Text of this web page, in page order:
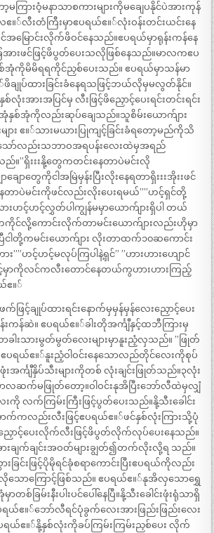
ကြားဝံ့မနာသာစကားများကိုမချေပနိုင်ပဲအားကုန်
ဧ။်လီးတံကြီးမှာဧပရယ်ဧ။်လုံးဝန်းတင်းယင်းနေ
အမြောင်းလိုက်ဖိဝင်နေသည်။ဧပရယ်မှာရုန်းကန်နေ
အားဖင်ဖြင့်ဖိပွတ်ပေးသလိုဖြစ်နေသည်။မာလကဧပ
အုံကိုမိမိရရကိုင်ညှစ်ပေးသည်။ ဧပရယ်မှာသန်မာ
ဖိချုပ်ထားခြင်းခံနေရသဖြင့်ဘယ်လိုမှမလွတ်နိုင်။
းအားအပြင်မှ လီးဖြင့်ဖိညှောင့်ပေးရင်းတင်းရင်း
စ်အုံကိုလည်းဆုပ်ချေသည်။သူစိမ်းယောက်ျား
ျား ဧ။်သားမယားပြုကျင့်ခြင်းခံရတော့မည်ကိုသိ
သော်လည်းသဘာဝအရပန်းလေးထဲမှအရည်
။”ရှိးးးနို့တွေကတင်းနေတာပဲမင်းလို
ျောတွေကိုငါအမြဲမှန်းပြီးလိုးနေရတာရှိးးးအိုးးဖင်
ာပဲမင်းကိုဖင်လည်းလိုးပေးရမယ်””ဟင့်ရှင်တို့
ဟင့်ဟင့်လွှတ်ပါကျွန်မမှာယောက်ျားရှိပါ တယ်
ကကိုင်လို့ကောင်းလိုက်တာမင်းယောက်ျားလည်းဟိုမှာ
ငါတို့ကမင်းယောက်ျား လိုးတာထက်၁၀ဆကောင်း
း””ဟင့်ဟင့်မလုပ်ကြပါနဲ့ရှင်” ”ဟားဟားဟျောင်
မှာကိုလင်ကလီးတောင်နေတယ်ကွဟားဟားကြည့်
ယ်ဧ။်
ြင့်ချုပ်ထားရင်းနောက်မှမှန်မှန်လေးညှောင့်ပေး
ကန်ဆဲ။ ဧပရယ်ဧ။်ခါးတိုအင်္ကျီနှင့်ထဘီကြားမှ
ခါးသားမွတ်မွတ်လေးများမှာနူးညံ့လှသည်။ ”ဖြုတ်
ပရယ်ဧ။်နူးညံ့ဝါဝင်းနေသောလည်တိုင်လေးကိုစုပ်
အင်္ကျီနှိပ်သီးများကိုတစ် လုံးချင်းဖြုတ်သည်။၃လုံး
ာလဆက်မဖြုတ်တော့။ဝါဝင်းနုအိပြီးဘော်လီထဲမှလျှံ
လက်ကြမ်းကြီးဖြင့်ပွတ်ပေးသည်။နို့သီးခေါင်း
ာက်ကလည်းလီးဖြင့်ဧပရယ်ဧ။်ဖင်နှစ်လုံးကြားသို့ပုံ
ညှောင့်ပေးလိုက်လီးဖြင့်ဖိပွတ်လိုက်လုပ်ပေးနေသည်။
ချက်ချင်းအဝတ်များချွတ်၍တက်လိုးလို့ရ သည်။
ခြင်းဖြင့်ပိုမိုရင်ခုံစရာကောင်းပြီးဧပရယ်ကိုလည်း
ောကြောင့်ဖြစ်သည်။ ဧပရယ်ဧ။်နုအိလှသောရွှေ
စ်ခြမ်းနီးပါးပင်ပေါ်နေပြီ။နို့သီးခေါင်းဖုံးရုံသာရှိ
ဧ။်ဘော်လီရင်ပုံခွက်လေးအားဖြည်းဖြည်းလေး
ရယ်ဧ။်နို့နှစ်လုံးကိုခပ်ကြမ်းကြမ်းညှစ်ပေး လိုက်